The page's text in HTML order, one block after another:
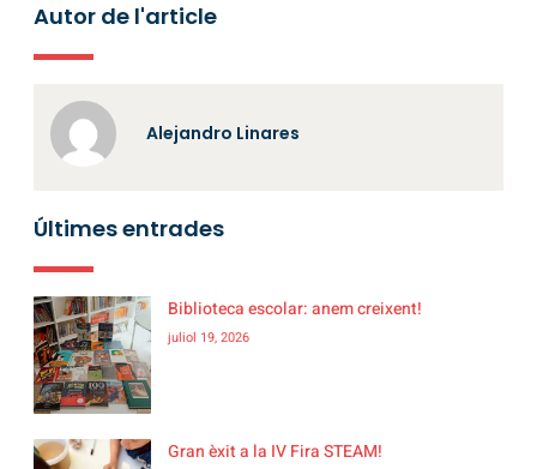
Autor de l'article
Alejandro Linares
Últimes entrades
Biblioteca escolar: anem creixent!
juliol 19, 2026
Gran èxit a la IV Fira STEAM!